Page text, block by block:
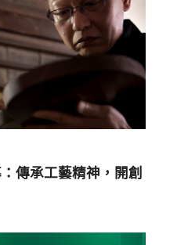
傳承工藝精神，開創